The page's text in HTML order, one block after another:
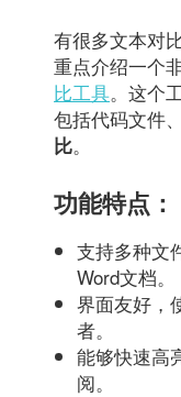
有很多文本对
重点介绍一个
比工具。这个
包括代码文件
比。
功能特点：
支持多种文
Word文档。
界面友好，
者。
能够快速高
阅。